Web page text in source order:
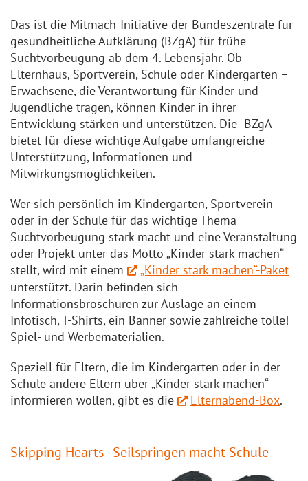
Das ist die Mitmach-Initiative der Bundeszentrale für
gesundheitliche Aufklärung (BZgA) für frühe
Suchtvorbeugung ab dem 4. Lebensjahr. Ob
Elternhaus, Sportverein, Schule oder Kindergarten –
Erwachsene, die Verantwortung für Kinder und
Jugendliche tragen, können Kinder in ihrer
Entwicklung stärken und unterstützen. Die BZgA
bietet für diese wichtige Aufgabe umfangreiche
Unterstützung, Informationen und
Mitwirkungsmöglichkeiten.
Wer sich persönlich im Kindergarten, Sportverein
oder in der Schule für das wichtige Thema
Suchtvorbeugung stark macht und eine Veranstaltung
oder Projekt unter das Motto „Kinder stark machen“
stellt, wird mit einem
„Kinder stark machen“-Paket
unterstützt. Darin befinden sich
Informationsbroschüren zur Auslage an einem
Infotisch, T-Shirts, ein Banner sowie zahlreiche tolle!
Spiel- und Werbematerialien.
Speziell für Eltern, die im Kindergarten oder in der
Schule andere Eltern über „Kinder stark machen“
informieren wollen, gibt es die
Elternabend-Box.
Skipping Hearts - Seilspringen macht Schule